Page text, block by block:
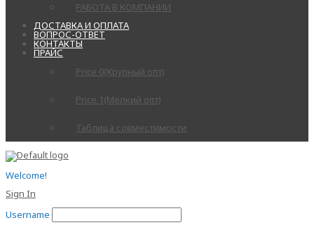
РАБОТА В КОМПАНИИ
ДОСТАВКА И ОПЛАТА
ВОПРОС-ОТВЕТ
КОНТАКТЫ
ПРАЙС
Price 0(Крупный опт)
Price 1(Мелкий опт)
Таблица совместимости
Welcome!
Sign In
Username